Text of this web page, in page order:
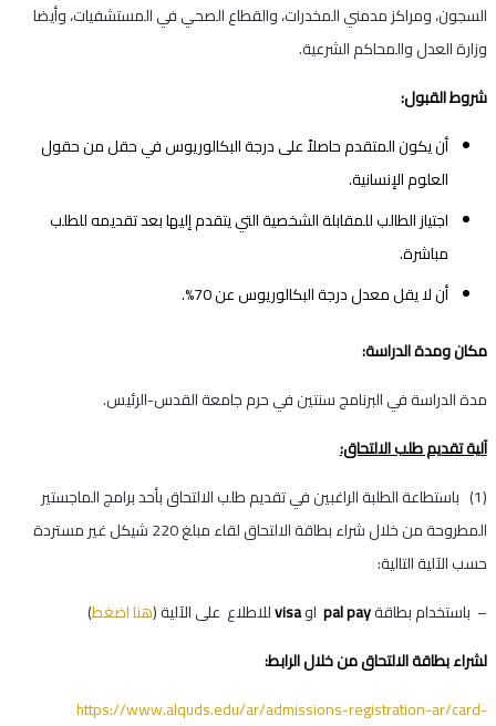
السجون، ومراكز مدمني المخدرات، والقطاع الصحي في المستشفيات، وأيضا
وزارة العدل والمحاكم الشرعية.
شروط القبول:
أن يكون المتقدم حاصلاً على درجة البكالوريوس في حقل من حقول
العلوم الإنسانية.
اجتياز الطالب للمقابلة الشخصية التي يتقدم إليها بعد تقديمه للطلب
مباشرة.
أن لا يقل معدل درجة البكالوريوس عن 70%.
مكان ومدة الدراسة:
مدة الدراسة في البرنامج سنتين في حرم جامعة القدس-الرئيس.
آلية تقديم طلب الالتحاق:
(1) باستطاعة الطلبة الراغبين في تقديم طلب الالتحاق بأحد برامج الماجستير
المطروحة من خلال شراء بطاقة الالتحاق لقاء مبلغ220شيكل غير مستردة
حسب الآلية التالية:
– باستخدام بطاقةpal pay اوvisaللاطلاع على الآلية ( اضغطهنا
)
لشراء بطاقة الالتحاق من خلال الرابط:
https://www.alquds.edu/ar/admissions-registration-ar/card-